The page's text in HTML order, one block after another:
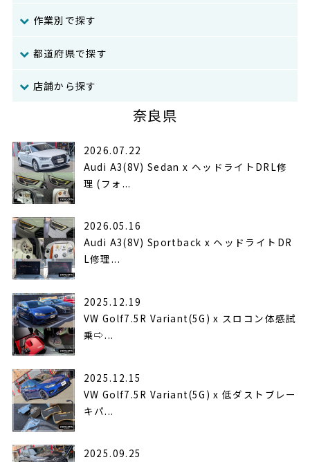
作業別で探す
都道府県で探す
店舗から探す
奈良県
2026.07.22
Audi A3(8V) Sedan x ヘッドライトDRL修
理 (フォ...
2026.05.16
Audi A3(8V) Sportback x ヘッドライトDR
L修理...
2025.12.19
VW Golf7.5R Variant(5G) x スロコン体感試
乗⇨...
2025.12.15
VW Golf7.5R Variant(5G) x 低ダストブレー
キパ...
2025.09.25